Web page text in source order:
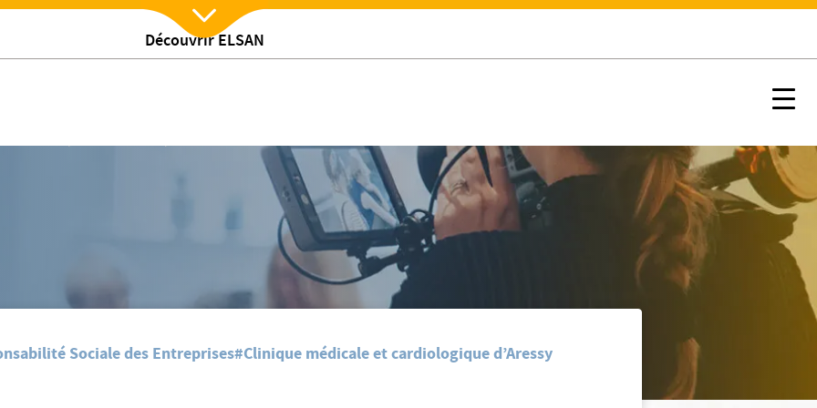
Découvrir ELSAN
Nx:Afficher menu
actualites/Vaccination des patients contre la COVID19 : Presse locale
Sociale des Entreprises#Clinique médicale et cardiologique d’Aressy